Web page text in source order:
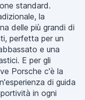
standard.
la
delle più grandi di
perfetta per un
e una
E per gli
Porsche c'è la
di guida
in ogni